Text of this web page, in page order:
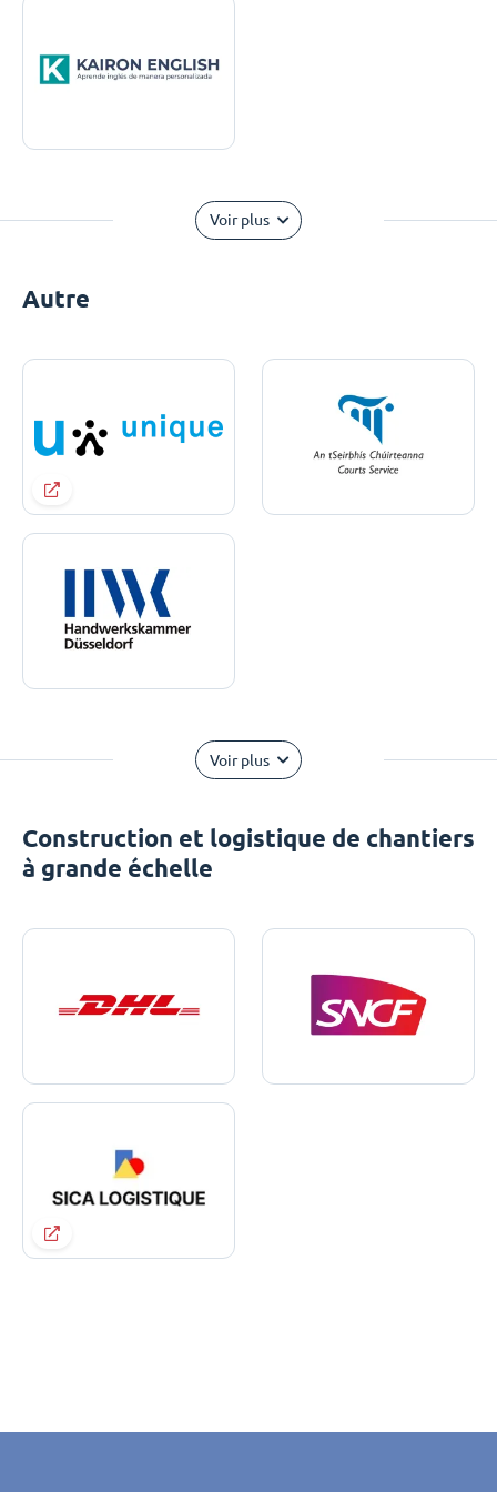
Voir plus
Autre
Voir plus
Construction et logistique de chantiers
à grande échelle